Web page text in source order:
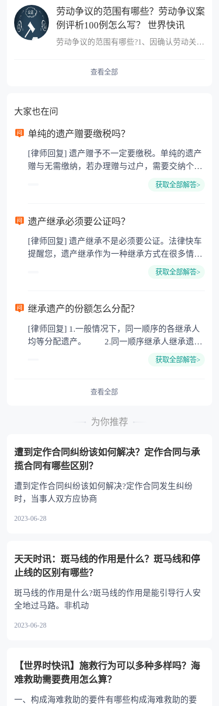
劳动争议的范围有哪些？劳动争议案
例评析100例怎么写？ 世界快讯
劳动争议的范围有哪些?1、因确认劳动关系发生的争议;2、因订立、履
查看全部
大家也在问
单纯的遗产赠要缴税吗？
[律师回复] 遗产赠予不一定要缴税。单纯的遗产
赠与无需缴纳，若办理赠与过户，需要交纳个人
所得税、契税和公证费。赠与过户是没有增值税
要缴纳公证费，具体如下： 1. 公证费：按房
3. 印花税：按房屋评估价的0.05%缴纳 4. 土
地增值税：按房价1%缴纳 5. 房屋产权登记费：
获取全部解答>
遗产继承必须要公证吗？
[律师回复] 遗产继承不是必须要公证。法律快车
提醒您，遗产继承作为一种继承方式在很多情况
下都是不需要公证的，当然，如果需要公正的也
以防对财产继承发生纠纷，可以对遗产继承进行
公证。
获取全部解答>
继承遗产的份额怎么分配？
[律师回复] 1.一般情况下，同一顺序的各继承人
均等分配遗产。 2.同一顺序继承人继承遗产
或者与被继承人共同生活的继承人，分配遗产
的继承人，不尽扶养义务的，分配遗产时，应当
获取全部解答>
查看全部
为你推荐
遭到定作合同纠纷该如何解决？定作合同与承
揽合同有哪些区别？
遭到定作合同纠纷该如何解决?定作合同发生纠纷
时，当事人双方应协商
2023-06-28
天天时讯：斑马线的作用是什么？斑马线和停
止线的区别有哪些？
斑马线的作用是什么?斑马线的作用是能引导行人安
全地过马路。非机动
2023-06-28
【世界时快讯】施救行为可以多种多样吗？海
难救助需要费用怎么算？
一、构成海难救助的要件有哪些构成海难救助的要